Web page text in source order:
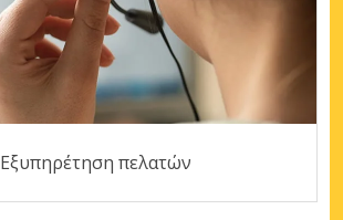
Εξυπηρέτηση πελατών